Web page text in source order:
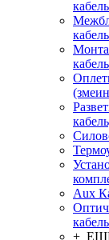
кабель
кабель
Aux
кабель
+